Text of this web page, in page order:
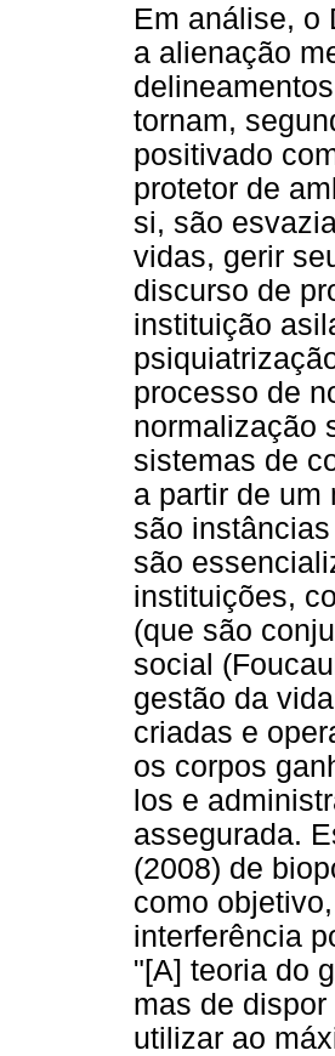
Em análise, o
a alienação
tornam,
positivado
protetor de
si, são
vidas, gerir
discurso de
instituição
processo de
normalização
sistemas de
a partir de um
são
são
instituições,
(que são
social
gestão da
criadas e
os corpos
los e
assegurada.
(2008) de
como
interferência
"[A] teoria do
mas de
utilizar ao